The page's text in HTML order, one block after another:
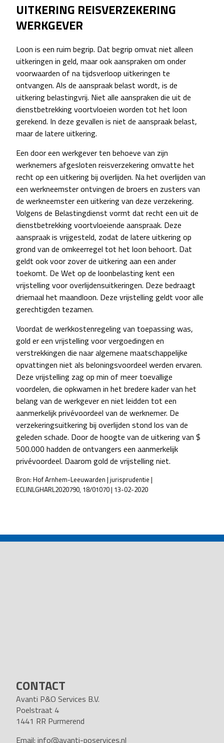
UITKERING REISVERZEKERING
WERKGEVER
Loon is een ruim begrip. Dat begrip omvat niet alleen
uitkeringen in geld, maar ook aanspraken om onder
voorwaarden of na tijdsverloop uitkeringen te
ontvangen. Als de aanspraak belast wordt, is de
uitkering belastingvrij. Niet alle aanspraken die uit de
dienstbetrekking voortvloeien worden tot het loon
gerekend. In deze gevallen is niet de aanspraak belast,
maar de latere uitkering.
Een door een werkgever ten behoeve van zijn
werknemers afgesloten reisverzekering omvatte het
recht op een uitkering bij overlijden. Na het overlijden van
een werkneemster ontvingen de broers en zusters van
de werkneemster een uitkering van deze verzekering.
Volgens de Belastingdienst vormt dat recht een uit de
dienstbetrekking voortvloeiende aanspraak. Deze
aanspraak is vrijgesteld, zodat de latere uitkering op
grond van de omkeerregel tot het loon behoort. Dat
geldt ook voor zover de uitkering aan een ander
toekomt. De Wet op de loonbelasting kent een
vrijstelling voor overlijdensuitkeringen. Deze bedraagt
driemaal het maandloon. Deze vrijstelling geldt voor alle
gerechtigden tezamen.
Voordat de werkkostenregeling van toepassing was,
gold er een vrijstelling voor vergoedingen en
verstrekkingen die naar algemene maatschappelijke
opvattingen niet als beloningsvoordeel werden ervaren.
Deze vrijstelling zag op min of meer toevallige
voordelen, die opkwamen in het bredere kader van het
belang van de werkgever en niet leidden tot een
aanmerkelijk privévoordeel van de werknemer. De
verzekeringsuitkering bij overlijden stond los van de
geleden schade. Door de hoogte van de uitkering van $
500.000 hadden de ontvangers een aanmerkelijk
privévoordeel. Daarom gold de vrijstelling niet.
Bron: Hof Arnhem-Leeuwarden | jurisprudentie |
ECLINLGHARL2020790, 18/01070 | 13-02-2020
NAVIGATION
CONTACT
Avanti P&O Services B.V.
Poelstraat 4
1441 RR Purmerend
Email: info@avanti-poservices.nl